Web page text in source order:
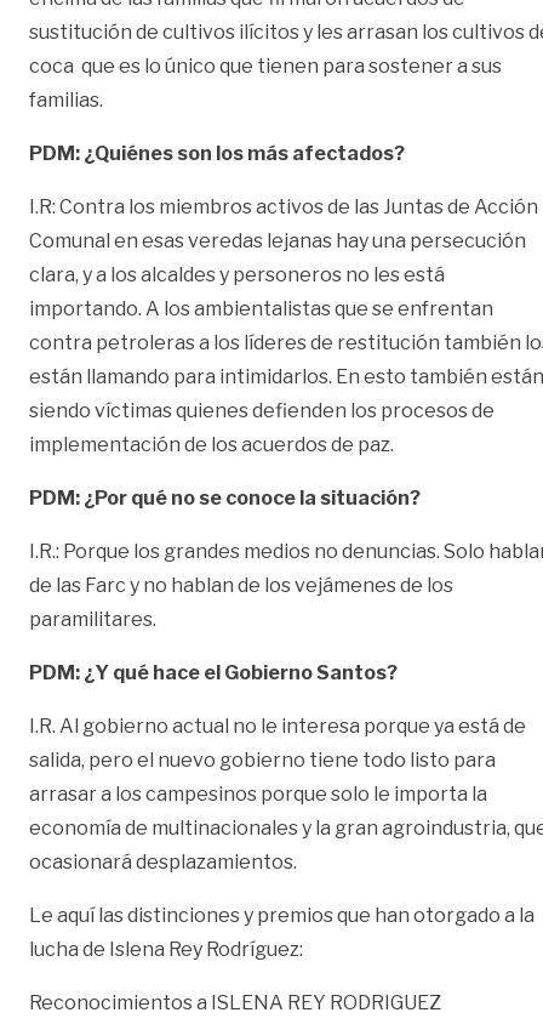
sustitución de cultivos ilícitos y les arrasan los cultivos
coca que es lo único que tienen para sostener a sus
familias.
PDM: ¿Quiénes son los más afectados?
I.R: Contra los miembros activos de las Juntas de Acción
Comunal en esas veredas lejanas hay una persecución
clara, y a los alcaldes y personeros no les está
importando. A los ambientalistas que se enfrentan
contra petroleras a los líderes de restitución también
están llamando para intimidarlos. En esto también están
siendo víctimas quienes defienden los procesos de
implementación de los acuerdos de paz.
PDM: ¿Por qué no se conoce la situación?
I.R.: Porque los grandes medios no denuncias. Solo
de las Farc y no hablan de los vejámenes de los
paramilitares.
PDM: ¿Y qué hace el Gobierno Santos?
I.R. Al gobierno actual no le interesa porque ya está de
salida, pero el nuevo gobierno tiene todo listo para
arrasar a los campesinos porque solo le importa la
economía de multinacionales y la gran agroindustria,
ocasionará desplazamientos.
Le aquí las distinciones y premios que han otorgado a la
lucha de Islena Rey Rodríguez:
Reconocimientos a ISLENA REY RODRIGUEZ